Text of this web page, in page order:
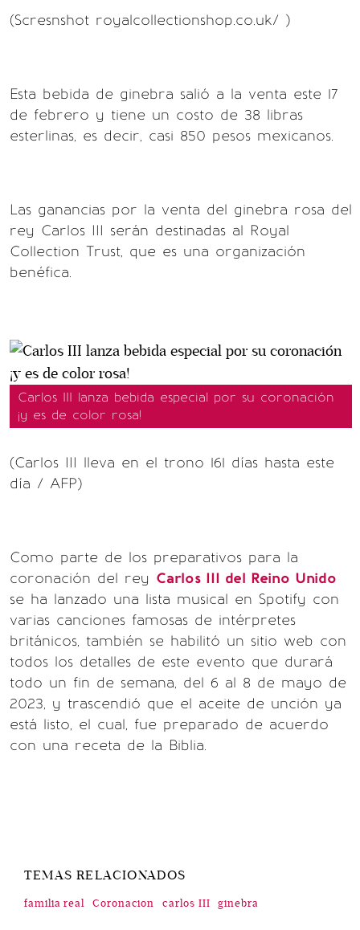
(Scresnshot royalcollectionshop.co.uk/ )
Esta bebida de ginebra salió a la venta este 17
de febrero y tiene un costo de 38 libras
esterlinas, es decir, casi 850 pesos mexicanos.
Las ganancias por la venta del ginebra rosa del
rey Carlos III serán destinadas al Royal
Collection Trust, que es una organización
benéfica.
Carlos III lanza bebida especial por su coronación
¡y es de color rosa!
(Carlos III lleva en el trono 161 días hasta este
día / AFP)
Como parte de los preparativos para la
coronación del rey Carlos III del Reino Unido
se ha lanzado una lista musical en Spotify con
varias canciones famosas de intérpretes
británicos, también se habilitó un sitio web con
todos los detalles de este evento que durará
todo un fin de semana, del 6 al 8 de mayo de
2023, y trascendió que el aceite de unción ya
está listo, el cual, fue preparado de acuerdo
con una receta de la Biblia.
TEMAS RELACIONADOS
familia real Coronacion carlos III ginebra